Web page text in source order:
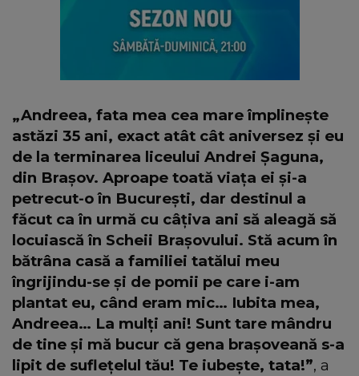
„Andreea, fata mea cea mare împlinește
astăzi 35 ani, exact atât cât aniversez și eu
de la terminarea liceului Andrei Șaguna,
din Brașov. Aproape toată viața ei și-a
petrecut-o în București, dar destinul a
făcut ca în urmă cu câțiva ani să aleagă să
locuiască în Scheii Brașovului. Stă acum în
bătrâna casă a familiei tatălui meu
îngrijindu-se şi de pomii pe care i-am
plantat eu, când eram mic… Iubita mea,
Andreea… La mulți ani! Sunt tare mândru
de tine și mă bucur că gena brașoveană s-a
lipit de suflețelul tău! Te iubește, tata!”, a